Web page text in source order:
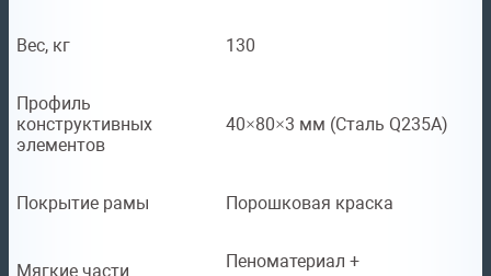
Вес, кг 130
Профиль
конструктивных
элементов
40×80×3 мм (Сталь Q235A)
Покрытие рамы Порошковая краска
Мягкие части
Пеноматериал +